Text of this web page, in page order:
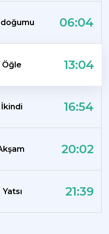
06:04
Öğle 13:04
İkindi 16:54
20:02
Yatsı 21:39